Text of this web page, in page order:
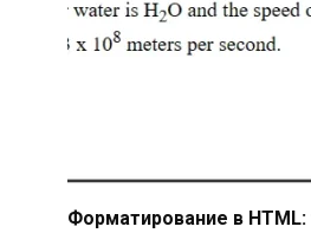
Форматирование в HTML: